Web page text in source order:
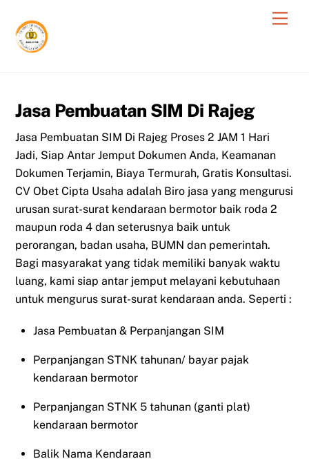
content
Jasa Pembuatan SIM Di Rajeg
Jasa Pembuatan SIM Di Rajeg Proses 2 JAM 1 Hari
Jadi, Siap Antar Jemput Dokumen Anda, Keamanan
Dokumen Terjamin, Biaya Termurah, Gratis Konsultasi.
CV Obet Cipta Usaha adalah Biro jasa yang mengurusi
urusan surat-surat kendaraan bermotor baik roda 2
maupun roda 4 dan seterusnya baik untuk
perorangan, badan usaha, BUMN dan pemerintah.
Bagi masyarakat yang tidak memiliki banyak waktu
luang, kami siap antar jemput melayani kebutuhaan
untuk mengurus surat-surat kendaraan anda. Seperti :
Jasa Pembuatan & Perpanjangan SIM
Perpanjangan STNK tahunan/ bayar pajak
kendaraan bermotor
Perpanjangan STNK 5 tahunan (ganti plat)
kendaraan bermotor
Balik Nama Kendaraan